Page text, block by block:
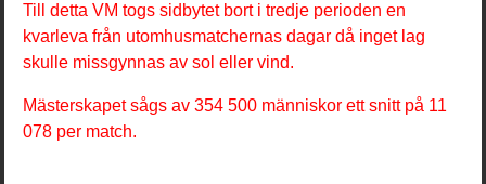
Till detta VM togs sidbytet bort i tredje perioden en
kvarleva från utomhusmatchernas dagar då inget lag
skulle missgynnas av sol eller vind.
Mästerskapet sågs av 354 500 människor ett snitt på 11
078 per match.